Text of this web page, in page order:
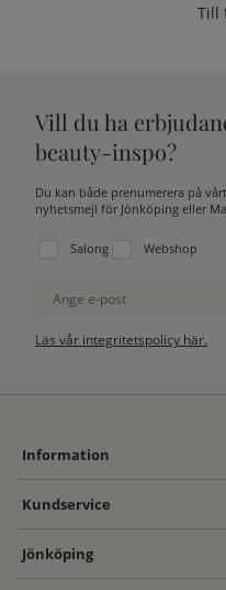
Till
Vill du ha
beauty-inspo?
Du kan både prenumerera på
nyhetsmejl för Jönköping eller
Välj vilken lista du vill
Salong Webshop
Ange e-post
Läs vår integritetspolicy här.
Information
Kundservice
Jönköping